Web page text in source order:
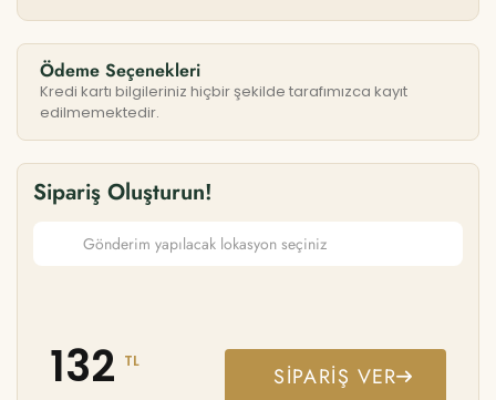
Sipariş Oluşturun!
132 TL
SIPARIŞ VER
Ödeme Seçenekleri
Kredi kartı bilgileriniz hiçbir şekilde tarafımızca kayıt
edilmemektedir.